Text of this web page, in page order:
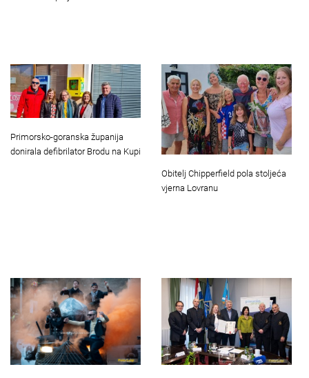
Primorsko-goranska županija
donirala defibrilator Brodu na Kupi
Obitelj Chipperfield pola stoljeća
vjerna Lovranu